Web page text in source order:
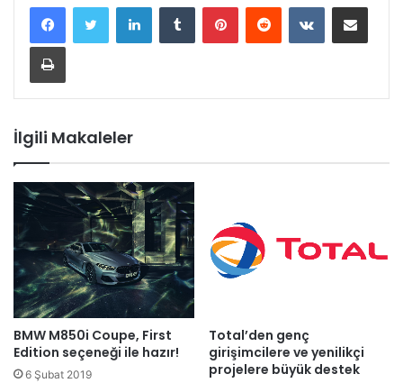
İlgili Makaleler
BMW M850i ​​Coupe, First
Edition seçeneği ile hazır!
6 Şubat 2019
Total’den genç
girişimcilere ve yenilikçi
projelere büyük destek